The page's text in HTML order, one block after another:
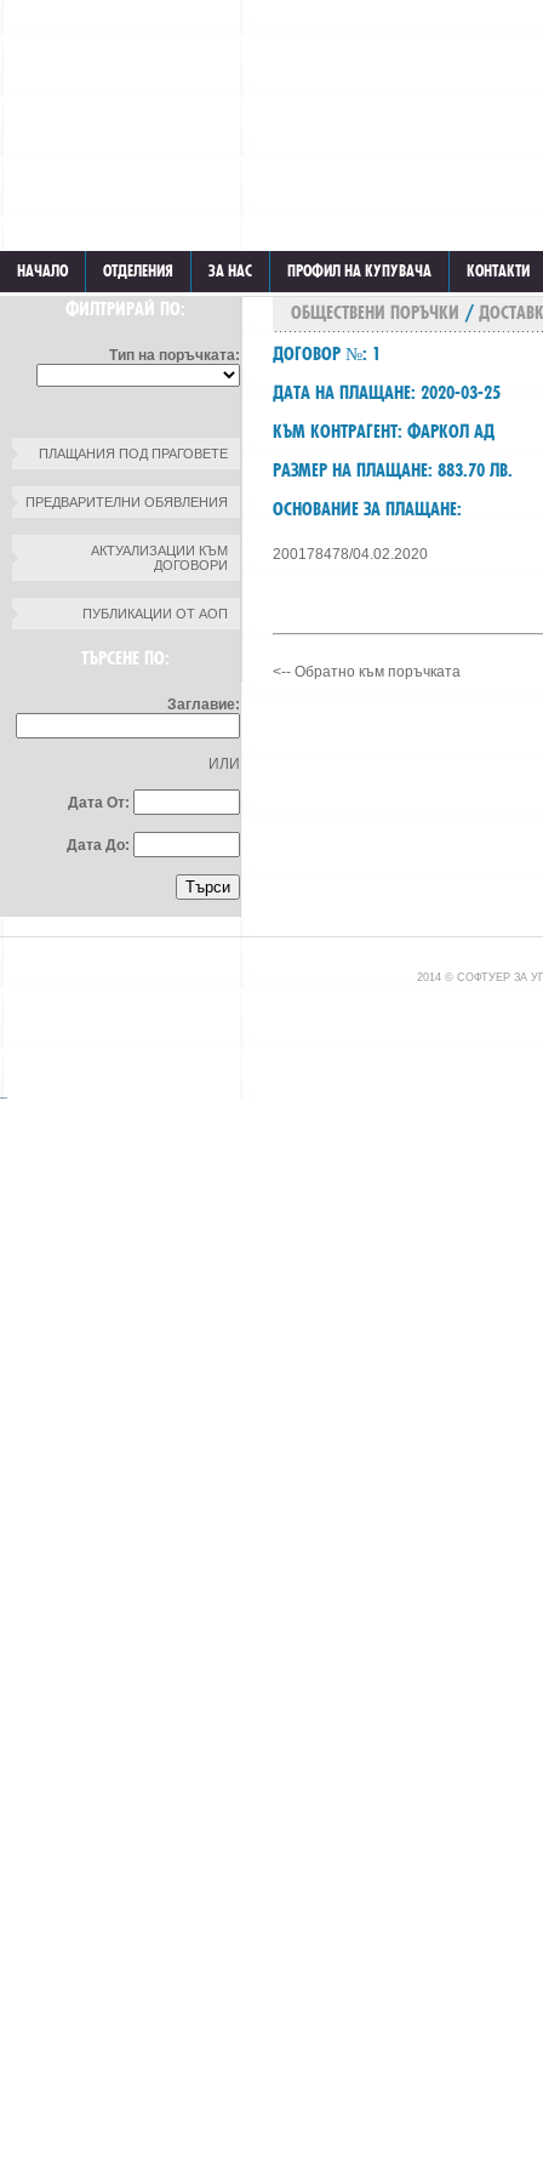
НАЧАЛО ОТДЕЛЕНИЯ ЗА НАС ПРОФИЛ НА КУПУВАЧА КОНТАКТИ
ФИЛТРИРАЙ ПО:
Тип на поръчката:
ПЛАЩАНИЯ ПОД ПРАГОВЕТЕ
ПРЕДВАРИТЕЛНИ ОБЯВЛЕНИЯ
АКТУАЛИЗАЦИИ КЪМ
ДОГОВОРИ
ПУБЛИКАЦИИ ОТ АОП
ТЪРСЕНЕ ПО:
Заглавие:
ИЛИ
Дата От:
Дата До:
ОБЩЕСТВЕНИ ПОРЪЧКИ /
ДОГОВОР №: 1
ДАТА НА ПЛАЩАНЕ: 2020-03-25
КЪМ КОНТРАГЕНТ: ФАРКОЛ АД
РАЗМЕР НА ПЛАЩАНЕ: 883.70 ЛВ.
ОСНОВАНИЕ ЗА ПЛАЩАНЕ:
200178478/04.02.2020
<-- Обратно към поръчката
2014 © СОФТУЕР ЗА